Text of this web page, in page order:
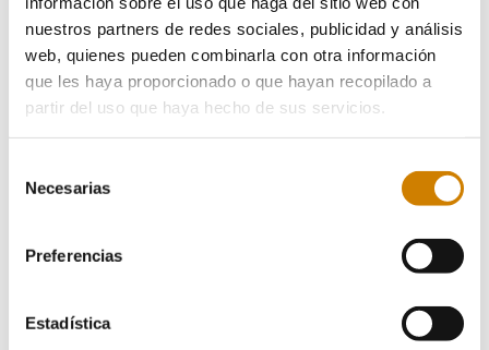
nuestros partners de redes sociales, publicidad y análisis
web, quienes pueden combinarla con otra información
que les haya proporcionado o que hayan recopilado a
partir del uso que haya hecho de sus servicios.
Necesarias
Preferencias
Estadística
ESPECIFICACIONES
Características
técnicas